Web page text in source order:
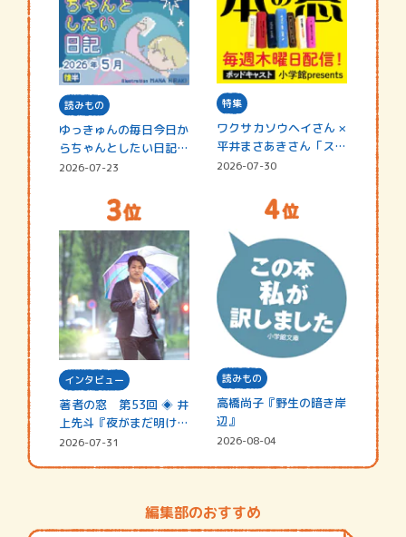
読みもの
ゆっきゅんの毎日今日か
らちゃんとしたい日記
☆202…
2026-07-23
特集
ワクサカソウヘイさん ×
平井まさあきさん「スペ
シャ…
2026-07-30
インタビュー
著者の窓 第53回 ◈ 井
上先斗『夜がまだ明けな
い』
2026-07-31
読みもの
高橋尚子『野生の暗き岸
辺』
2026-08-04
編集部のおすすめ